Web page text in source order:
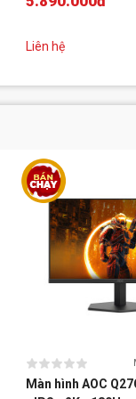
Liên hệ
Màn hình AOC